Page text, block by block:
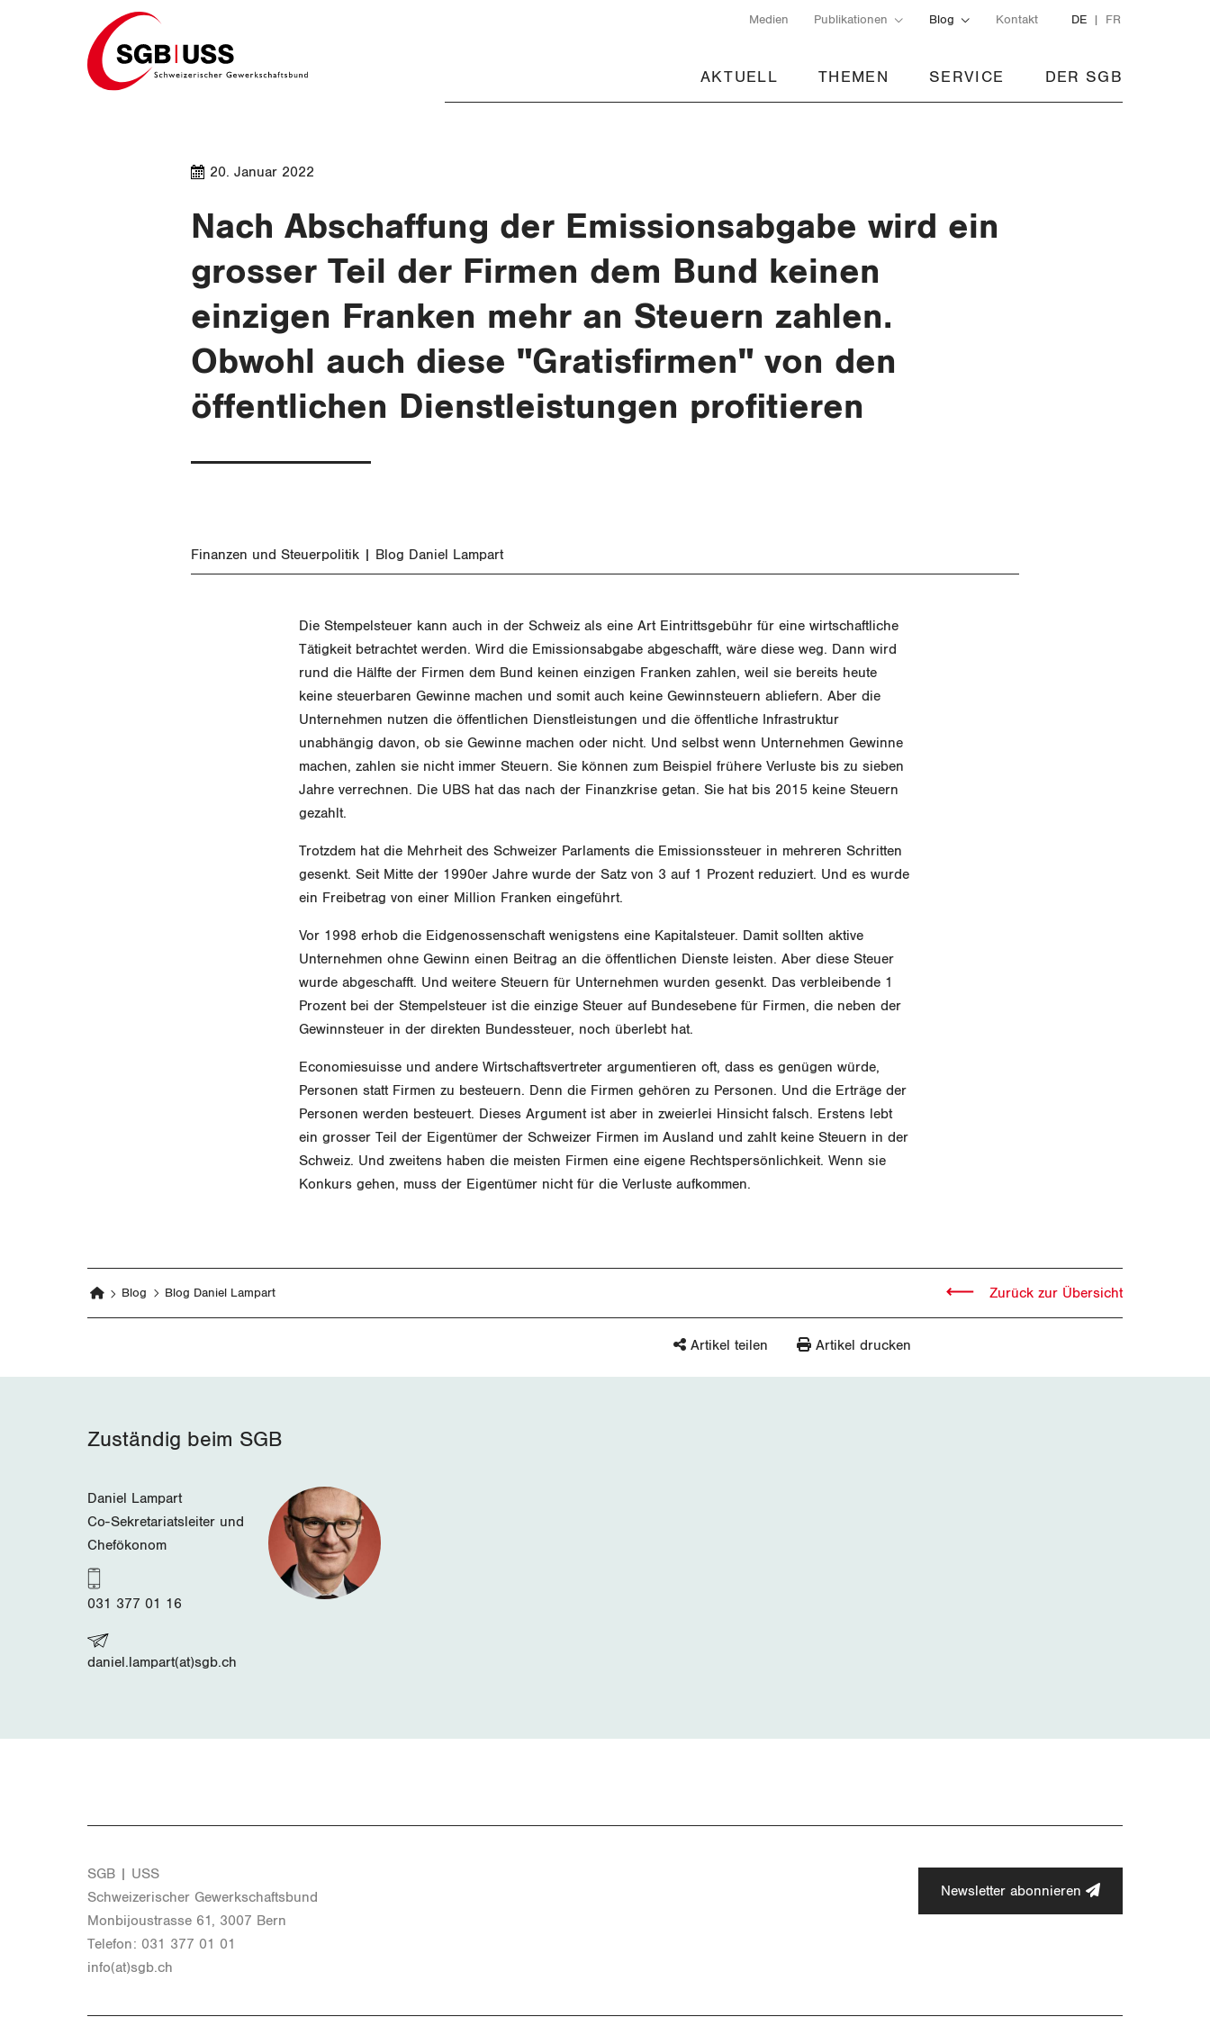
Home Medien Publikationen Blog Kontakt DE FR
AKTUELL THEMEN SERVICE DER SGB
20. Januar 2022
Nach Abschaffung der Emissionsabgabe wird ein
grosser Teil der Firmen dem Bund keinen
einzigen Franken mehr an Steuern zahlen.
Obwohl auch diese "Gratisfirmen" von den
öffentlichen Dienstleistungen profitieren
Finanzen und Steuerpolitik Blog Daniel Lampart
Die Stempelsteuer kann auch in der Schweiz als eine Art Eintrittsgebühr für eine wirtschaftliche
Tätigkeit betrachtet werden. Wird die Emissionsabgabe abgeschafft, wäre diese weg. Dann wird
rund die Hälfte der Firmen dem Bund keinen einzigen Franken zahlen, weil sie bereits heute
keine steuerbaren Gewinne machen und somit auch keine Gewinnsteuern abliefern. Aber die
Unternehmen nutzen die öffentlichen Dienstleistungen und die öffentliche Infrastruktur
unabhängig davon, ob sie Gewinne machen oder nicht. Und selbst wenn Unternehmen Gewinne
machen, zahlen sie nicht immer Steuern. Sie können zum Beispiel frühere Verluste bis zu sieben
Jahre verrechnen. Die UBS hat das nach der Finanzkrise getan. Sie hat bis 2015 keine Steuern
gezahlt.
Trotzdem hat die Mehrheit des Schweizer Parlaments die Emissionssteuer in mehreren Schritten
gesenkt. Seit Mitte der 1990er Jahre wurde der Satz von 3 auf 1 Prozent reduziert. Und es wurde
ein Freibetrag von einer Million Franken eingeführt.
Vor 1998 erhob die Eidgenossenschaft wenigstens eine Kapitalsteuer. Damit sollten aktive
Unternehmen ohne Gewinn einen Beitrag an die öffentlichen Dienste leisten. Aber diese Steuer
wurde abgeschafft. Und weitere Steuern für Unternehmen wurden gesenkt. Das verbleibende 1
Prozent bei der Stempelsteuer ist die einzige Steuer auf Bundesebene für Firmen, die neben der
Gewinnsteuer in der direkten Bundessteuer, noch überlebt hat.
Economiesuisse und andere Wirtschaftsvertreter argumentieren oft, dass es genügen würde,
Personen statt Firmen zu besteuern. Denn die Firmen gehören zu Personen. Und die Erträge der
Personen werden besteuert. Dieses Argument ist aber in zweierlei Hinsicht falsch. Erstens lebt
ein grosser Teil der Eigentümer der Schweizer Firmen im Ausland und zahlt keine Steuern in der
Schweiz. Und zweitens haben die meisten Firmen eine eigene Rechtspersönlichkeit. Wenn sie
Konkurs gehen, muss der Eigentümer nicht für die Verluste aufkommen.
Blog Blog Daniel Lampart Zurück zur Übersicht
Artikel teilen Artikel drucken
Zuständig beim SGB
Daniel Lampart
Co-Sekretariatsleiter und
Chefökonom
031 377 01 16
daniel.lampart(at)sgb.ch
SGB | USS
Schwei­ze­ri­scher Ge­werk­schafts­bund
Mon­bi­joustras­se 61, 3007 Bern
Te­le­fon: 031 377 01 01
info(at)​sgb.​ch
Newsletter abonnieren